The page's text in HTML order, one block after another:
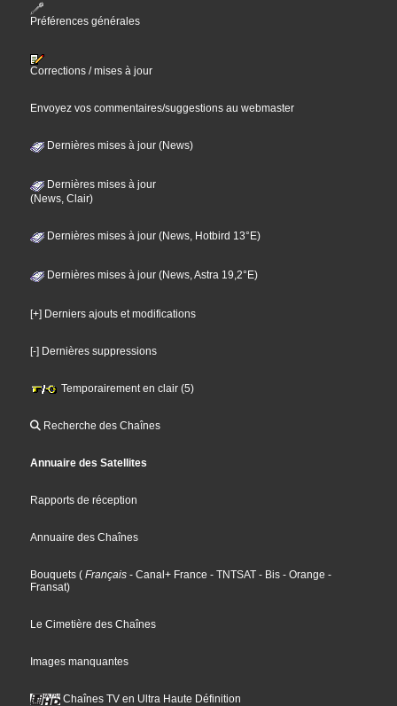
Préférences générales
Corrections / mises à jour
Envoyez vos commentaires/suggestions au webmaster
Dernières mises à jour (News)
Dernières mises à jour
(News, Clair)
Dernières mises à jour (News, Hotbird 13°E)
Dernières mises à jour (News, Astra 19,2°E)
[+] Derniers ajouts et modifications
[-] Dernières suppressions
Temporairement en clair (5)
Recherche des Chaînes
Annuaire des Satellites
Rapports de réception
Annuaire des Chaînes
Bouquets ( Français - Canal+ France - TNTSAT - Bis - Orange -
Fransat)
Le Cimetière des Chaînes
Images manquantes
Chaînes TV en Ultra Haute Définition